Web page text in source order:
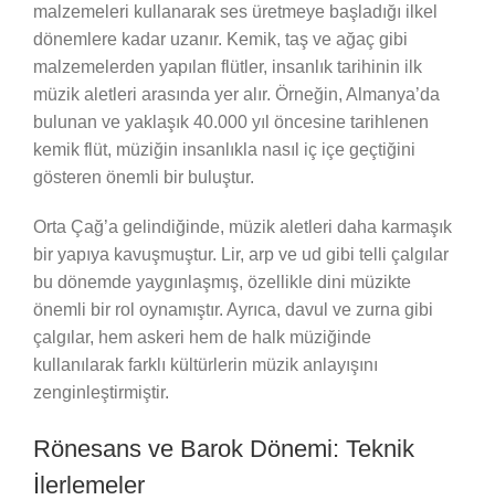
malzemeleri kullanarak ses üretmeye başladığı ilkel
dönemlere kadar uzanır. Kemik, taş ve ağaç gibi
malzemelerden yapılan flütler, insanlık tarihinin ilk
müzik aletleri arasında yer alır. Örneğin, Almanya’da
bulunan ve yaklaşık 40.000 yıl öncesine tarihlenen
kemik flüt, müziğin insanlıkla nasıl iç içe geçtiğini
gösteren önemli bir buluştur.
Orta Çağ’a gelindiğinde, müzik aletleri daha karmaşık
bir yapıya kavuşmuştur. Lir, arp ve ud gibi telli çalgılar
bu dönemde yaygınlaşmış, özellikle dini müzikte
önemli bir rol oynamıştır. Ayrıca, davul ve zurna gibi
çalgılar, hem askeri hem de halk müziğinde
kullanılarak farklı kültürlerin müzik anlayışını
zenginleştirmiştir.
Rönesans ve Barok Dönemi: Teknik
İlerlemeler